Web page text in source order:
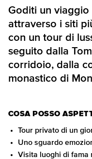
Goditi un
attraverso i siti
con un tour di
seguito dalla
corridoio, dalla
monastico di
COSA POSSO
Tour privato di un
Uno sguardo
Visita luoghi di fama